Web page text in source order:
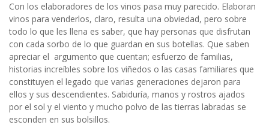
Con los elaboradores de los vinos pasa muy parecido. Elaboran
vinos para venderlos, claro, resulta una obviedad, pero sobre
todo lo que les llena es saber, que hay personas que disfrutan
con cada sorbo de lo que guardan en sus botellas. Que saben
apreciar el argumento que cuentan; esfuerzo de familias,
historias increíbles sobre los viñedos o las casas familiares que
constituyen el legado que varias generaciones dejaron para
ellos y sus descendientes. Sabiduría, manos y rostros ajados
por el sol y el viento y mucho polvo de las tierras labradas se
esconden en sus bolsillos.